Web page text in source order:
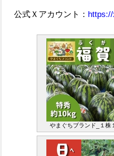
公式Ｘアカウント：
やまぐちブランド_１株